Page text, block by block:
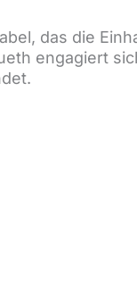
das die
engagiert